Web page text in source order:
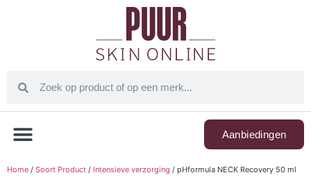
Aanbiedingen
Home / Soort Product / Intensieve verzorging / pHformula NECK Recovery 50 ml